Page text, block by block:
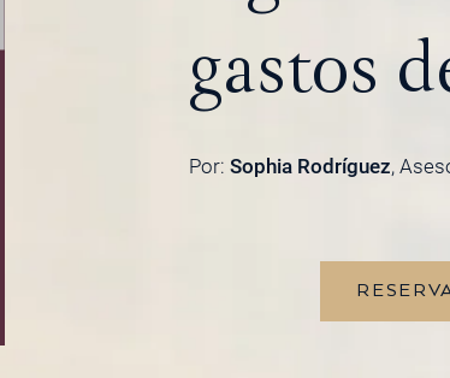
gastos
Por:Sophia Rodríguez,